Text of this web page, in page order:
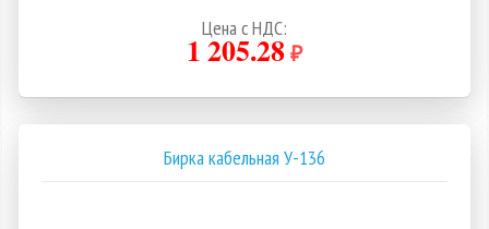
Цена с НДС:
1 205.28₽
Бирка кабельная У-136